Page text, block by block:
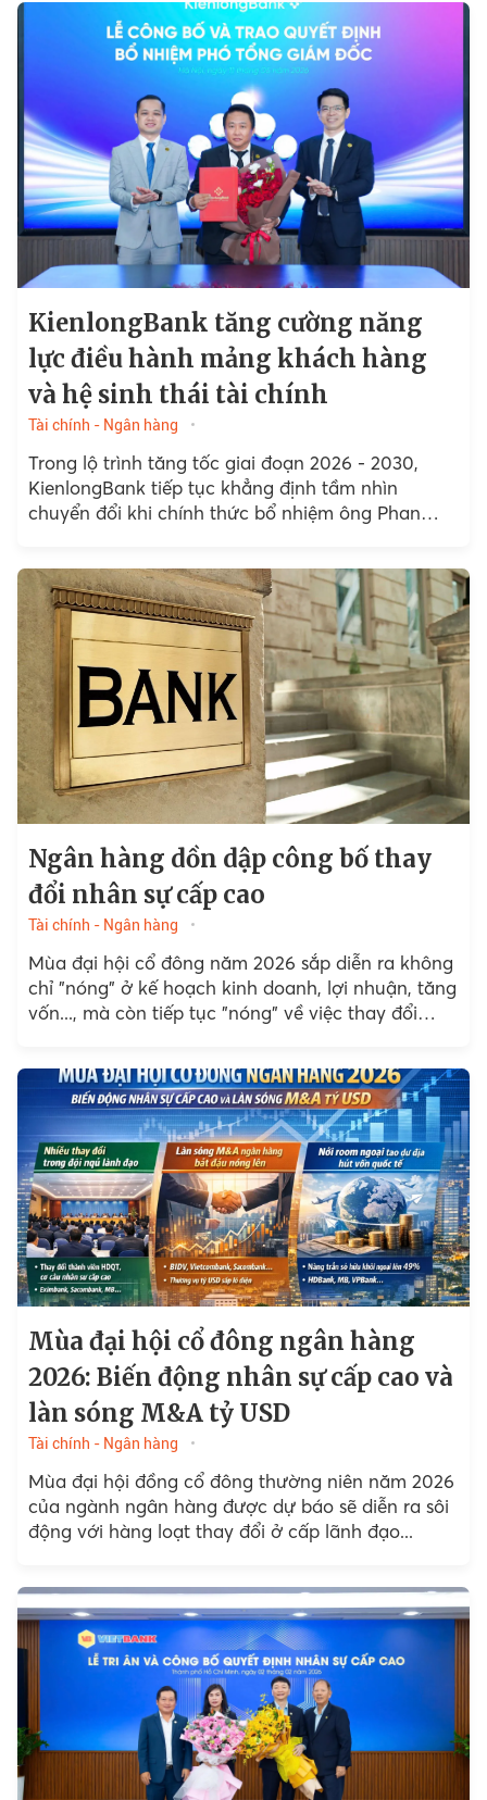
KienlongBank tăng cường năng
lực điều hành mảng khách hàng
và hệ sinh thái tài chính
Tài chính - Ngân hàng
Trong lộ trình tăng tốc giai đoạn 2026 - 2030,
KienlongBank tiếp tục khẳng định tầm nhìn
chuyển đổi khi chính thức bổ nhiệm ông Phan
Ngân hàng dồn dập công bố thay
đổi nhân sự cấp cao
Tài chính - Ngân hàng
Mùa đại hội cổ đông năm 2026 sắp diễn ra không
chỉ "nóng" ở kế hoạch kinh doanh, lợi nhuận, tăng
vốn..., mà còn tiếp tục "nóng" về việc thay đổi
Mùa đại hội cổ đông ngân hàng
2026: Biến động nhân sự cấp cao và
làn sóng M&A tỷ USD
Tài chính - Ngân hàng
Mùa đại hội đồng cổ đông thường niên năm 2026
của ngành ngân hàng được dự báo sẽ diễn ra sôi
động với hàng loạt thay đổi ở cấp lãnh đạo...